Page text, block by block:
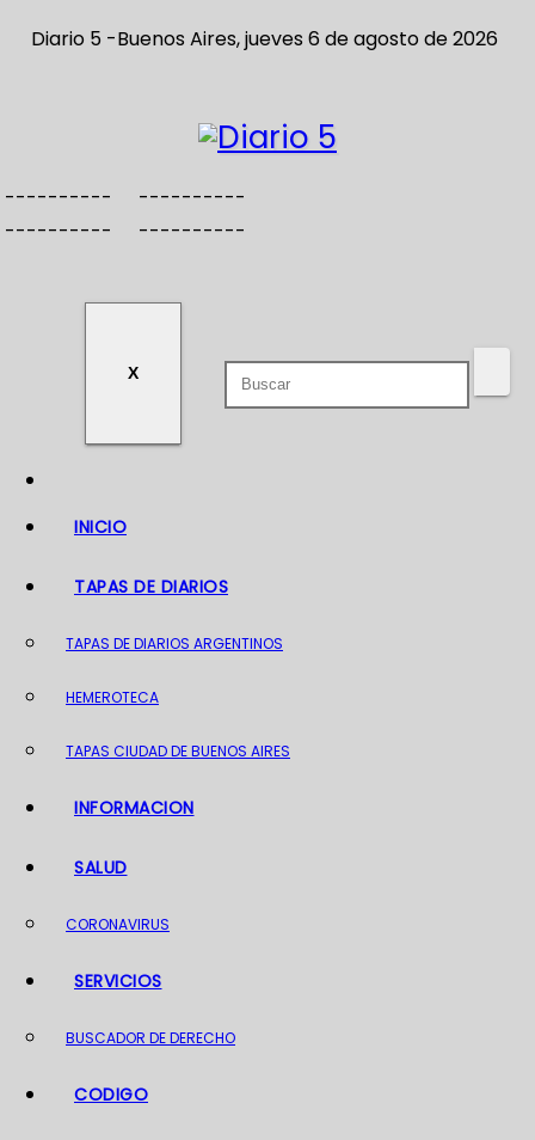
Diario 5 -Buenos Aires, jueves 6 de agosto de 2026
----------
----------
----------
----------
X
INICIO
TAPAS DE DIARIOS
TAPAS DE DIARIOS ARGENTINOS
HEMEROTECA
TAPAS CIUDAD DE BUENOS AIRES
INFORMACION
SALUD
CORONAVIRUS
SERVICIOS
BUSCADOR DE DERECHO
CODIGO